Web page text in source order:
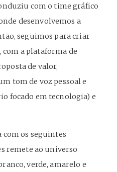
com o time gráfico
desenvolvemos a
seguimos para criar
a plataforma de
de valor,
tom de voz pessoal e
focado em tecnologia) e
os seguintes
remete ao universo
verde, amarelo e